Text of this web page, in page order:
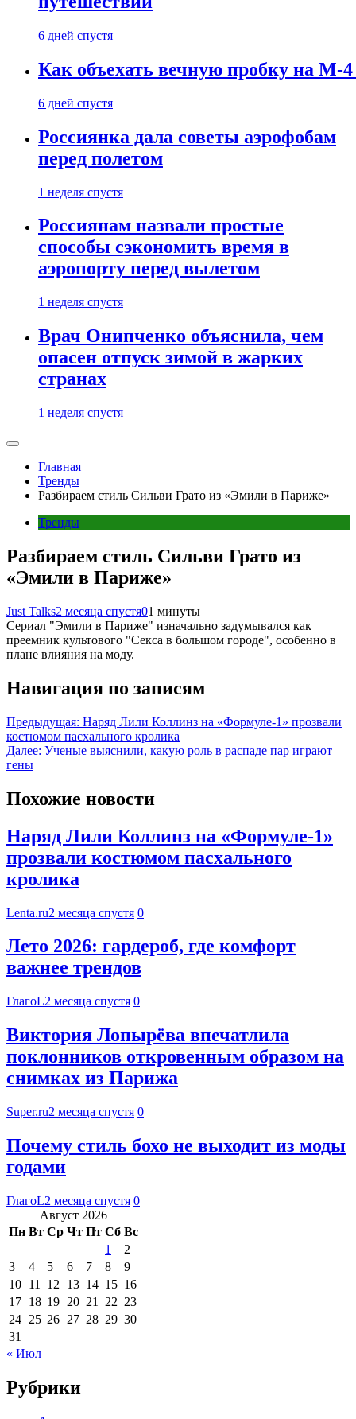
6 дней спустя
Как объехать вечную пробку на М-
6 дней спустя
Россиянка дала советы аэрофобам
перед полетом
1 неделя спустя
Россиянам назвали простые
способы сэкономить время в
аэропорту перед вылетом
1 неделя спустя
Врач Онипченко объяснила, чем
опасен отпуск зимой в жарких
странах
1 неделя спустя
Главная
Тренды
Разбираем стиль Сильви Грато из «Эмили в Париже»
Тренды
Разбираем стиль Сильви Грато из
«Эмили в Париже»
Just Talks2 месяца спустя01 минуты
Сериал "Эмили в Париже" изначально задумывался как
преемник культового "Секса в большом городе", особенно в
плане влияния на моду.
Навигация по записям
Предыдущая: Наряд Лили Коллинз на «Формуле-1» прозвали
костюмом пасхального кролика
Далее: Ученые выяснили, какую роль в распаде пар играют
гены
Похожие новости
Наряд Лили Коллинз на «Формуле-1»
прозвали костюмом пасхального
кролика
Lenta.ru2 месяца спустя 0
Лето 2026: гардероб, где комфорт
важнее трендов
ГлагоL2 месяца спустя 0
Виктория Лопырёва впечатлила
поклонников откровенным образом на
снимках из Парижа
Super.ru2 месяца спустя 0
Почему стиль бохо не выходит из моды
годами
ГлагоL2 месяца спустя 0
Август 2026
Пн Вт Ср Чт Пт Сб Вс
1
2
3
4 5 6 7 8
9
10 11 12 13 14 15 16
17 18 19 20 21 22 23
24 25 26 27 28 29 30
31
« Июл
Рубрики